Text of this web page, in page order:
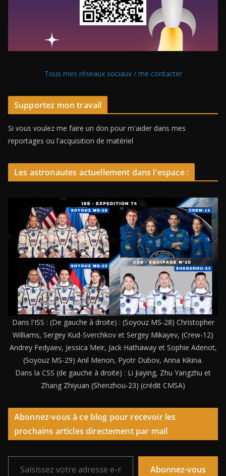
Tous mes réseaux sociaux / me contacter
Supportez mon travail
Si vous voulez me faire un don pour m'aider dans mes
reportages ou l'acquisition de matériel
Les astronautes actuellement dans l'espace :
Dans l'ISS : (De gauche à droite) : (Soyouz MS-28) Christopher
Williams, Sergey Kud-Sverchkov et Sergey Mikayev, (Crew-12)
Andrey Fedyaev, Jessica Meir, Jack Hathaway et Sophie Adenot,
(Soyouz MS-29) Anil Menon, Pyotr Dubov, Anna Kikina.
Dans la CSS (de gauche à droite) : Li Jiaying, Zhu Yangzhu et
Zhang Zhiyuan (Shenzhou-23) (crédit CMSA)
Abonnez-vous à ce blog pour recevoir les
prochains articles directement par mail
Saisissez votre adresse e-mail…
Abonnez-vous